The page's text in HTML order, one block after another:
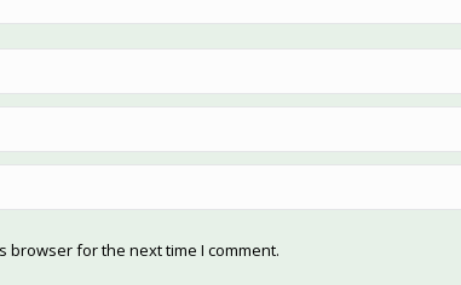
browser for the next time I comment.